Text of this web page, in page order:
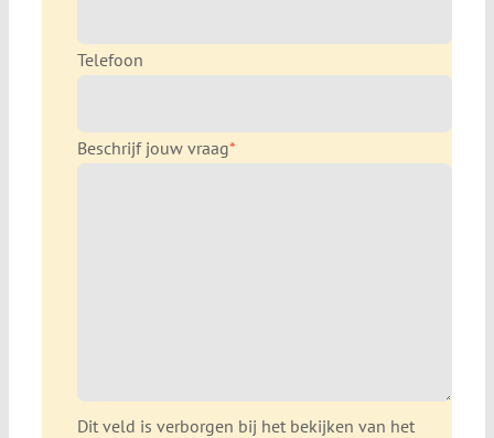
Telefoon
Beschrijf jouw vraag*
Dit veld is verborgen bij het bekijken van het